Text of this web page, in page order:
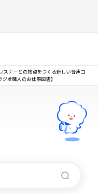
スナーとの接点をつくる新しい音声コ
ジオ職人のお仕事図鑑】